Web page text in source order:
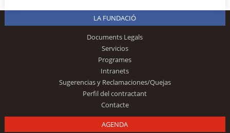
LA FUNDACIÓ
Documents Legals
Servicios
Programes
Intranets
Sugerencias y Reclamaciones/Quejas
Perfil del contractant
Contacte
AGENDA